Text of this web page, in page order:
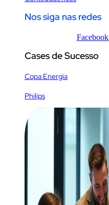
Nos siga nas redes
Facebook
Cases de Sucesso
Copa Energia
Philips